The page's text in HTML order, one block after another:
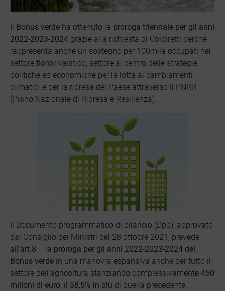
Bonus verde ha ottenuto la proroga triennale per gli anni
2022-2023-2024 grazie alla richiesta di Coldiretti perchè
rappresenta anche un sostegno per 100mila occupati nel
settore florovivaistico, settore al centro delle strategie
politiche ed economiche per la lotta ai cambiamenti
climatici e per la ripresa del Paese attraverso il PNRR
(Piano Nazionale di Ripresa e Resilienza).
Il Documento programmatico di bilancio (Dpb), approvato
dal Consiglio dei Ministri del 28 ottobre 2021, prevede –
all’art.8 – la proroga per gli anni 2022-2023-2024 del
Bonus verde in una manovra espansiva anche per tutto il
settore dell’agricoltura stanziando complessivamente 450
milioni di euro, il 58,5% in più di quella precedente.